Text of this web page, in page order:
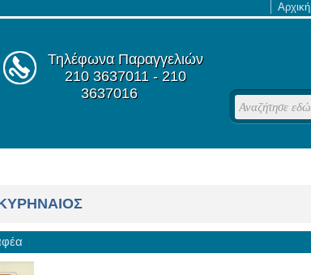
Αρχική
Τηλέφωνα Παραγγελιών
210 3637011 - 210
3637016